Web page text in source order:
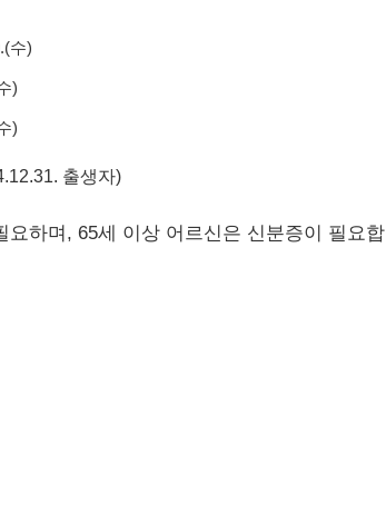
수)
)
)
출생자)
하며, 65세 이상 어르신은 신분증이 필요합